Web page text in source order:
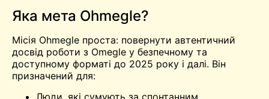
Яка мета Ohmegle?
Місія Ohmegle проста: повернути автентичний
досвід роботи з Omegle у безпечному та
доступному форматі до 2025 року і далі. Він
призначений для:
Люди, які сумують за спонтанним